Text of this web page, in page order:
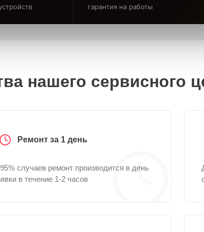
гарантия на работы
нашего сервисного
Ремонт за 1 день
случаев ремонт производится в день
в течение 1-2 часов